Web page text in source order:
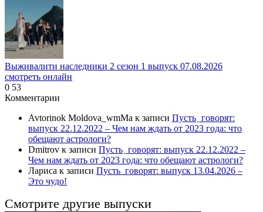
Выживалити наследники 2 сезон 1 выпуск 07.08.2026
смотреть онлайн
0 53
Комментарии
Avtorinok Moldova_wmMa к записи Пусть˲ говорят:
выпуск 22.12.2022 – Чем нам ждать от 2023 года: что
обещают астрологи?
Dmitrov к записи Пусть˲ говорят: выпуск 22.12.2022 –
Чем нам ждать от 2023 года: что обещают астрологи?
Лариса к записи Пусть_говорят: выпуск 13.04.2026 –
Это чудо!
Смотрите другие выпуски